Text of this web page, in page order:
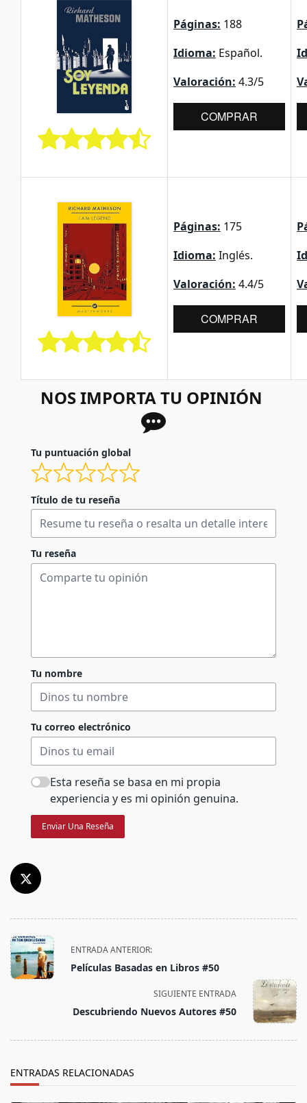
Páginas: 188
Idioma: Español.
Valoración: 4.3/5
COMPRAR
Páginas: 175
Idioma: Inglés.
Valoración: 4.4/5
COMPRAR
NOS IMPORTA TU OPINIÓN
Tu puntuación global
Título de tu reseña
Tu reseña
Tu nombre
Tu correo electrónico
Esta reseña se basa en mi propia
experiencia y es mi opinión genuina.
Enviar Una Reseña
<span
class="nav-
subtitle
ENTRADA ANTERIOR:
Películas Basadas en Libros #50
SIGUIENTE ENTRADA
Descubriendo Nuevos Autores #50
ENTRADAS RELACIONADAS